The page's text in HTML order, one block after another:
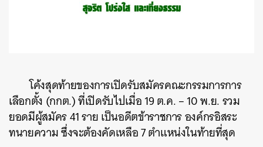
โค้งสุดท้ายของการเปิดรับสมัครคณะกรรมการการ
เลือกตั้ง (กกต.) ที่เปิดรับไปเมื่อ 19 ต.ค. – 10 พ.ย. รวม
ยอดมีผู้สมัคร 41 ราย เป็นอดีตข้าราชการ องค์กรอิสระ
ทนายความ ซึ่งจะต้องคัดเหลือ 7 ตำแหน่งในท้ายที่สุด